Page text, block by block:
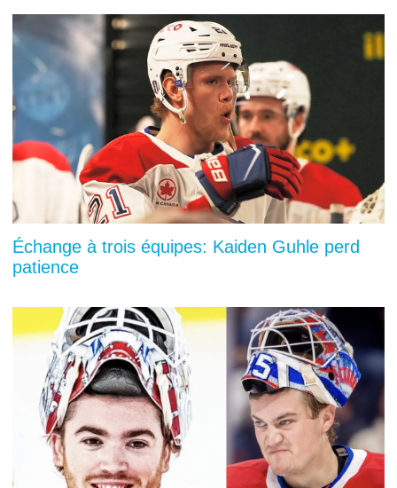
Échange à trois équipes: Kaiden Guhle perd
patience